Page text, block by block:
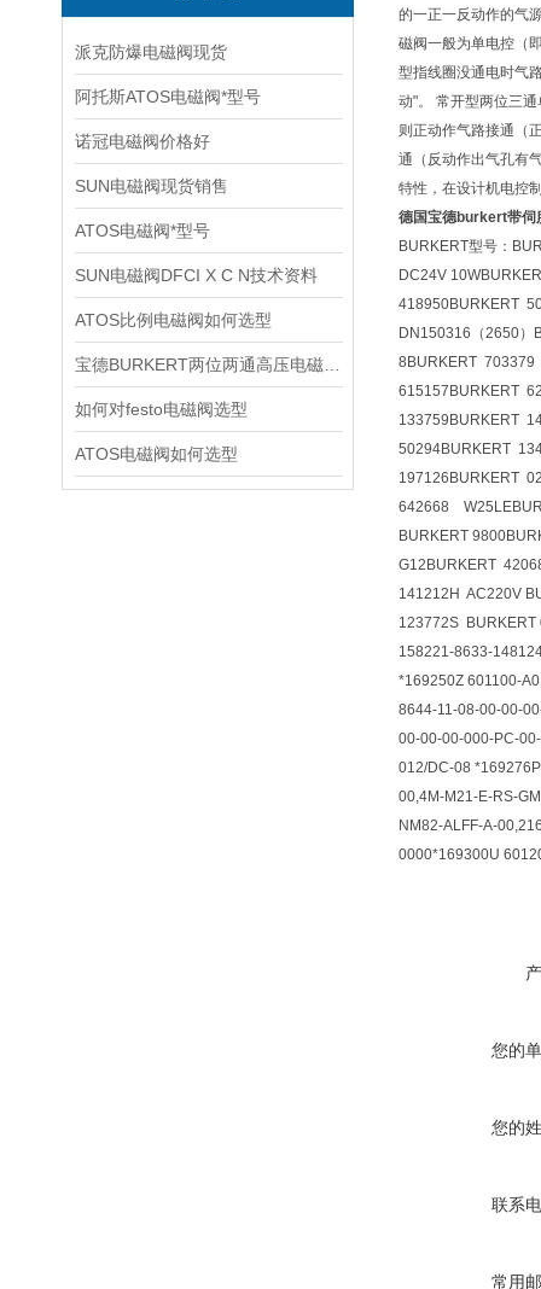
派克防爆电磁阀现货
阿托斯ATOS电磁阀*型号
诺冠电磁阀价格好
SUN电磁阀现货销售
ATOS电磁阀*型号
SUN电磁阀DFCI X C N技术资料
ATOS比例电磁阀如何选型
如何对festo电磁阀选型
ATOS电磁阀如何选型
的一正一反动作的气
磁阀一般为单电控（
型指线圈没通电时气
动"。 常开型两位三
则正动作气路接通（
通（反动作出气孔有
特性，在设计机电控
德国宝德burkert带伺
BURKERT型号：
DC24V
418950BURKERT
DN150316（2650）
8BURKERT 703379
615157BURKERT
133759BURKERT
50294BURKERT
197126BURKERT
642668
BURKERT
G12BURKERT
141212H AC220V
123772S BURKERT
158221-8633-
*169250Z 601100-
8644-11-08-00-00-
00-00-00-000-PC-
012/DC-08
00,4M-M21-E-RS-
NM82-ALFF-A-
0000*169300U
您的
您的
联系
常用